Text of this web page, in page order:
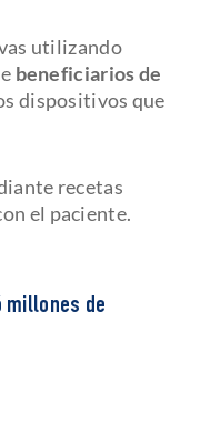
utilizando
beneficiarios de
dispositivos que
recetas
el paciente.
millones de